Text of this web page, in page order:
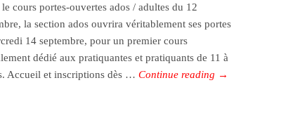
cours portes-ouvertes ados / adultes du 12
la section ados ouvrira véritablement ses portes
14 septembre, pour un premier cours
dédié aux pratiquantes et pratiquants de 11 à
Accueil et inscriptions dès …Continue reading →